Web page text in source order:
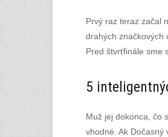
Prvý raz teraz začal
drahých značkových
Pred štvrťfinále sme
5
Muž jej dokonca, čo
vhodné. Ak